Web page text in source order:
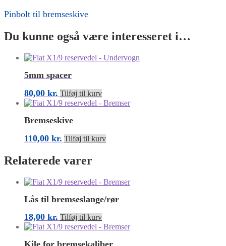
Pinbolt til bremseskive
Du kunne også være interesseret i…
5mm spacer
80,00 kr. Tilføj til kurv
Bremseskive
110,00 kr. Tilføj til kurv
Relaterede varer
Lås til bremseslange/rør
18,00 kr. Tilføj til kurv